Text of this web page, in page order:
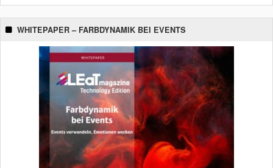
WHITEPAPER – FARBDYNAMIK BEI EVENTS